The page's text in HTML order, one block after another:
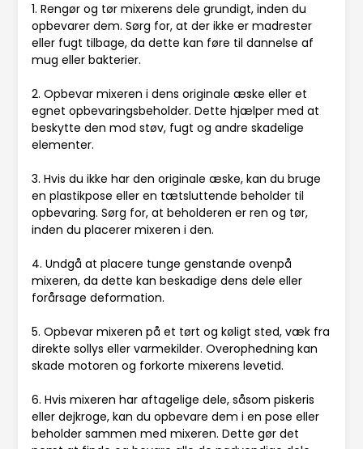
1. Rengør og tør mixerens dele grundigt, inden du
opbevarer dem. Sørg for, at der ikke er madrester
eller fugt tilbage, da dette kan føre til dannelse af
mug eller bakterier.
2. Opbevar mixeren i dens originale æske eller et
egnet opbevaringsbeholder. Dette hjælper med at
beskytte den mod støv, fugt og andre skadelige
elementer.
3. Hvis du ikke har den originale æske, kan du bruge
en plastikpose eller en tætsluttende beholder til
opbevaring. Sørg for, at beholderen er ren og tør,
inden du placerer mixeren i den.
4. Undgå at placere tunge genstande ovenpå
mixeren, da dette kan beskadige dens dele eller
forårsage deformation.
5. Opbevar mixeren på et tørt og køligt sted, væk fra
direkte sollys eller varmekilder. Overophedning kan
skade motoren og forkorte mixerens levetid.
6. Hvis mixeren har aftagelige dele, såsom piskeris
eller dejkroge, kan du opbevare dem i en pose eller
beholder sammen med mixeren. Dette gør det